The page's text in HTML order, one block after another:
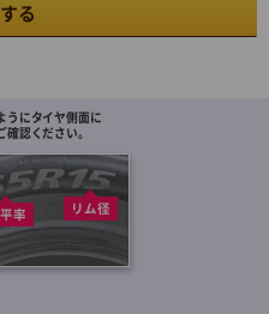
る
うにタイヤ側面に
認ください。
率 リム径